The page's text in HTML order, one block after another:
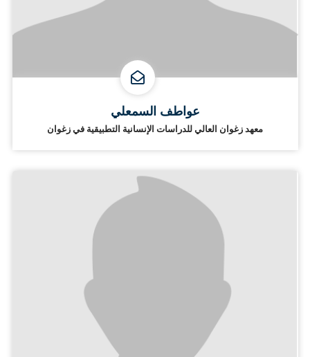
عواطف السمعلي
معهد زغوان العالي للدراسات الإنسانية التطبيقية في زغوان